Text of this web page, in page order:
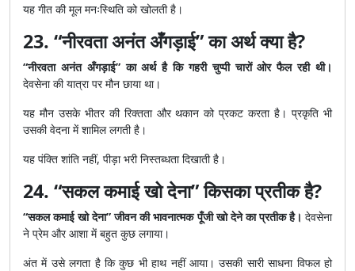
यह गीत की मूल मनःस्थिति को खोलती है।
23. “नीरवता अनंत अँगड़ाई” का अर्थ क्या है?
“नीरवता अनंत अँगड़ाई” का अर्थ है कि गहरी चुप्पी चारों ओर फैल रही थी।
देवसेना की यात्रा पर मौन छाया था।
यह मौन उसके भीतर की रिक्तता और थकान को प्रकट करता है। प्रकृति भी
उसकी वेदना में शामिल लगती है।
यह पंक्ति शांति नहीं, पीड़ा भरी निस्तब्धता दिखाती है।
24. “सकल कमाई खो देना” किसका प्रतीक है?
“सकल कमाई खो देना” जीवन की भावनात्मक पूँजी खो देने का प्रतीक है। देवसेना
ने प्रेम और आशा में बहुत कुछ लगाया।
अंत में उसे लगता है कि कुछ भी हाथ नहीं आया। उसकी सारी साधना विफल हो